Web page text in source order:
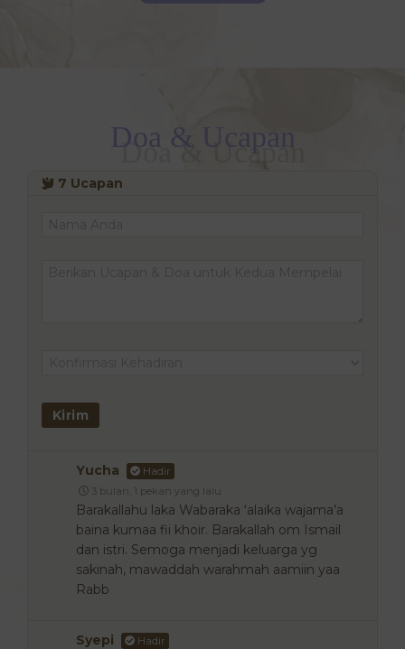
Doa & Ucapan
7 Ucapan
Yucha
Hadir
3 bulan, 1 pekan yang lalu
Barakallahu laka Wabaraka ‘alaika wajama’a
baina kumaa fii khoir. Barakallah om Ismail
dan istri. Semoga menjadi keluarga yg
sakinah, mawaddah warahmah aamiin yaa
Rabb
Syepi
Hadir